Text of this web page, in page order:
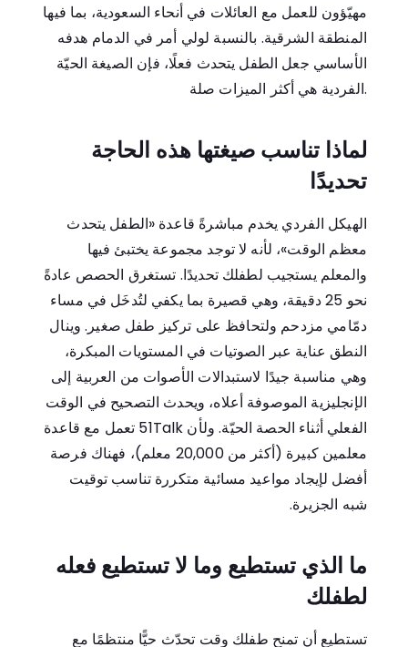
مهيّؤون للعمل مع العائلات في أنحاء السعودية، بما فيها
المنطقة الشرقية. بالنسبة لولي أمر في الدمام هدفه
الأساسي جعل الطفل يتحدث فعلًا، فإن الصيغة الحيّة
الفردية هي أكثر الميزات صلة.
لماذا تناسب صيغتها هذه الحاجة
تحديدًا
الهيكل الفردي يخدم مباشرةً قاعدة «الطفل يتحدث
معظم الوقت»، لأنه لا توجد مجموعة يختبئ فيها
والمعلم يستجيب لطفلك تحديدًا. تستغرق الحصص عادةً
نحو 25 دقيقة، وهي قصيرة بما يكفي لتُدخَل في مساء
دمّامي مزدحم ولتحافظ على تركيز طفل صغير. وينال
النطق عناية عبر الصوتيات في المستويات المبكرة،
وهي مناسبة جيدًا لاستبدالات الأصوات من العربية إلى
الإنجليزية الموصوفة أعلاه، ويحدث التصحيح في الوقت
الفعلي أثناء الحصة الحيّة. ولأن 51Talk تعمل مع قاعدة
معلمين كبيرة (أكثر من 20,000 معلم)، فهناك فرصة
أفضل لإيجاد مواعيد مسائية متكررة تناسب توقيت
شبه الجزيرة.
ما الذي تستطيع وما لا تستطيع فعله
لطفلك
تستطيع أن تمنح طفلك وقت تحدّث حيًّا منتظمًا مع